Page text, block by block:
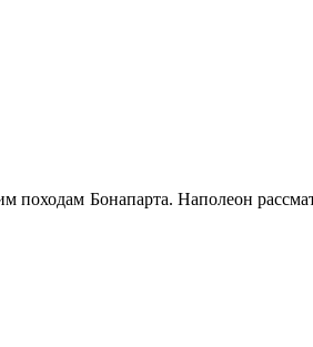
походам Бонапарта. Наполеон